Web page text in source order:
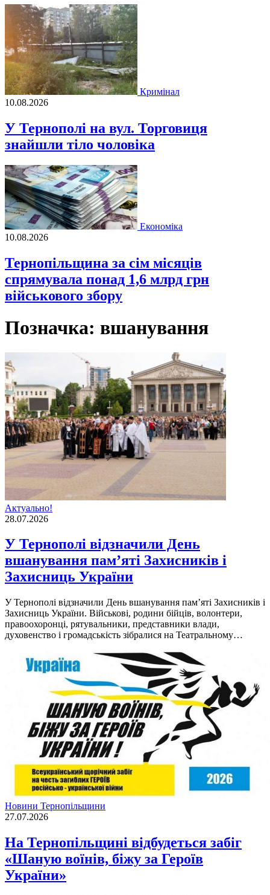
Кримінал
10.08.2026
У Тернополі на вул. Торговиця
знайшли тіло чоловіка
Економіка
10.08.2026
Тернопільщина за сім місяців
спрямувала понад 1,6 млрд грн
військового збору
Позначка: вшанування
Актуально!
28.07.2026
У Тернополі відзначили День
вшанування пам’яті Захисників і
Захисниць України
У Тернополі відзначили День вшанування пам’яті Захисників і
Захисниць України. Військові, родини бійців, волонтери,
правоохоронці, рятувальники, представники влади,
духовенство і громадськість зібралися на Театральному…
Новини Тернопільщини
27.07.2026
На Тернопільщині відбудеться забіг
«Шаную воїнів, біжу за Героїв
України»